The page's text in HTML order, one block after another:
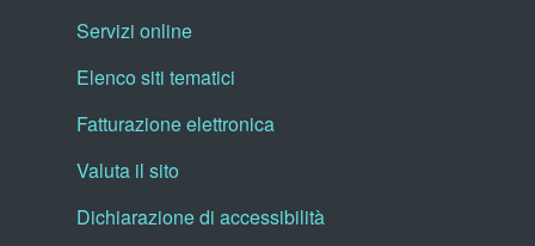
Servizi online
Elenco siti tematici
Fatturazione elettronica
Valuta il sito
Dichiarazione di accessibilità